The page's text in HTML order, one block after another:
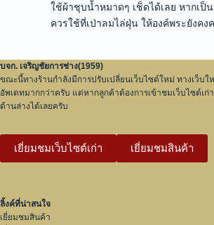
ใช้ผ้าชุบน้ำหมาดๆ เช็ดได้เลย หากเป็
ควรใช้ที่เป่าลมไล่ฝุ่น ให้องค์พระยังคง
บจก. เจริญชัยการช่าง(1959)
ขณะนี้ทางร้านกำลังมีการปรับเปลี่ยนเว็บไซต์ใหม่ ทางเว็บใ
อัพเดทมากกว่าครับ แต่หากลูกค้าต้องการเข้าชมเว็บไซต์เก่
ด้านล่างได้เลยครับ
เยี่ยมชมเว็บไซต์เก่า เยี่ยมชมสินค้า
ลิ้งค์ที่น่าสนใจ
เยี่ยมชมสินค้า